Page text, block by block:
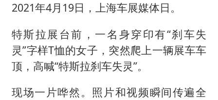
2021年4月19日，上海车展媒体日。
特斯拉展台前，一名身穿印有“刹车失
灵”字样T恤的女子，突然爬上一辆展车车
顶，高喊“特斯拉刹车失灵”。
现场一片哗然。照片和视频瞬间传遍全